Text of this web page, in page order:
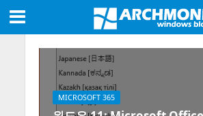
MICROSOFT 365